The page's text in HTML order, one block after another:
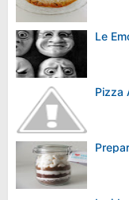
Le
Pizza